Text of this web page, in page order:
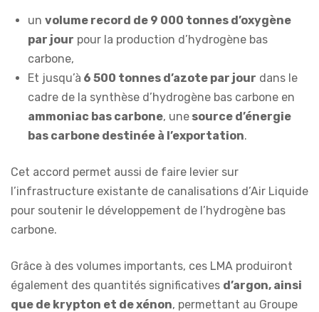
un volume record de 9 000 tonnes d’oxygène
par jour pour la production d’hydrogène bas
carbone,
Et jusqu’à 6 500 tonnes d’azote par jour dans le
cadre de la synthèse d’hydrogène bas carbone en
ammoniac bas carbone, une source d’énergie
bas carbone destinée à l’exportation.
Cet accord permet aussi de faire levier sur
l’infrastructure existante de canalisations d’Air Liquide
pour soutenir le développement de l’hydrogène bas
carbone.
Grâce à des volumes importants, ces LMA produiront
également des quantités significatives d’argon, ainsi
que de krypton et de xénon, permettant au Groupe